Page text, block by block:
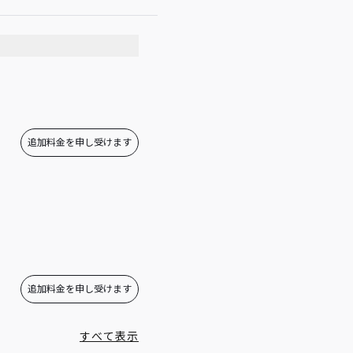
00:00 - 23:59
追加料金を申し受けます
追加料金を申し受けます
すべて表示